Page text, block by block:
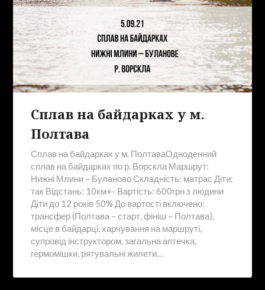
Сплав на байдарках у м.
Полтава
Сплав на байдарках у м. ПолтаваОдноденний
сплав на байдарках по р. Ворскла Маршрут:
Нижні Млини – Буланово Складність: матрас Діти:
так Відстань: 10км+- Вартість: 600грн з людини
Діти до 12 років 50% До вартості включено:
трансфер (Полтава – старт, фініш – Полтава),
місце в байдарці, харчування на маршруті,
супровід інструктором, загальна аптечка,
гермомішки, рятувальні жилети…